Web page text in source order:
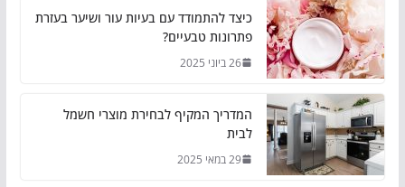
כיצד להתמודד עם בעיות עור ושיער בעזרת
פתרונות טבעיים?
26 ביוני 2025
המדריך המקיף לבחירת מוצרי חשמל
לבית
29 במאי 2025